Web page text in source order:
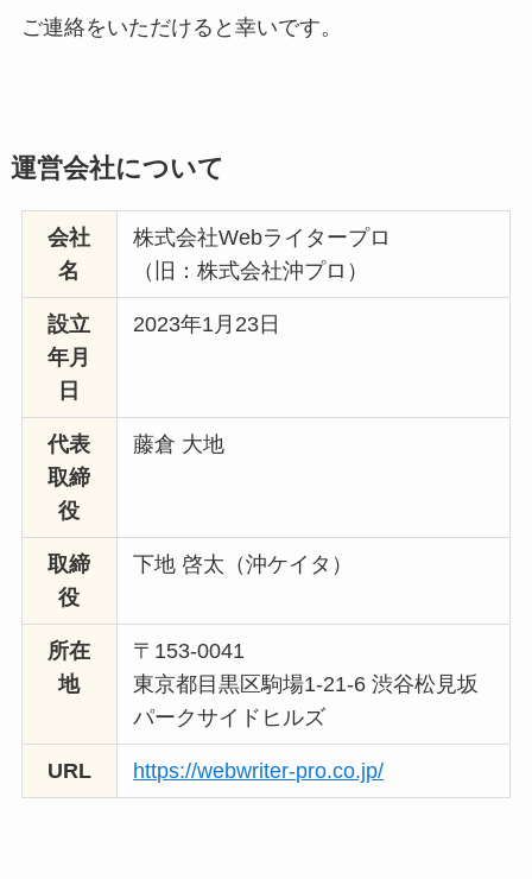
ご連絡をいただけると幸いです。
運営会社について
会社
名
株式会社Webライタープロ
（旧：株式会社沖プロ）
設立
年月
日
2023年1月23日
代表
取締
役
藤倉 大地
取締
役
下地 啓太（沖ケイタ）
所在
地
〒153-0041
東京都目黒区駒場1-21-6 渋谷松見坂
パークサイドヒルズ
URL https://webwriter-pro.co.jp/